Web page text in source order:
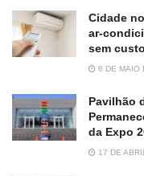
Cidade
ar-
sem
6 DE MAIO
Pavilhão
da Expo
17 DE